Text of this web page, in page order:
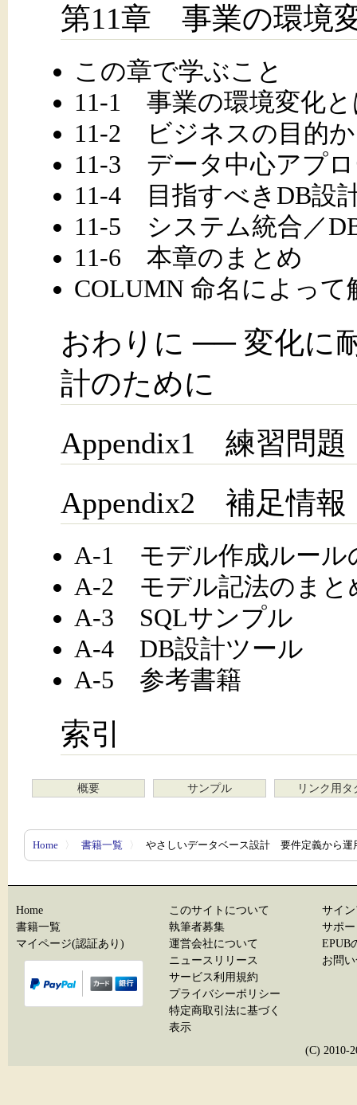
第11章 事業の環境
この章で学ぶこと
11-1 事業の環境変化と
11-2 ビジネスの目的
11-3 データ中心アプ
11-4 目指すべきDB設
11-5 システム統合／
11-6 本章のまとめ
COLUMN 命名によっ
おわりに ── 変化に
計のために
Appendix1 練習問題
Appendix2 補足情報
A-1 モデル作成ルール
A-2 モデル記法のまと
A-3 SQLサンプル
A-4 DB設計ツール
A-5 参考書籍
索引
概要 サンプル リンク用タ
Home 〉 書籍一覧 〉 やさしいデータベース設計 要件定義から運
Home
書籍一覧
マイページ(認証あり)
このサイトについて
執筆者募集
運営会社について
ニュースリリース
サービス利用規約
プライバシーポリシー
特定商取引法に基づく
表示
サイ
サポ
EPUB
お問
(C) 2010-